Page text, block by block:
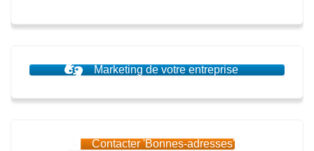
Marketing de votre entreprise
Contacter 'Bonnes-adresses'